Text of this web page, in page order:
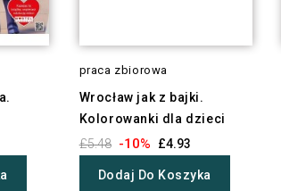
praca zbiorowa
Wrocław jak z bajki.
Kolorowanki dla dzieci
£5.48 -10% £4.93
Dodaj Do Koszyka